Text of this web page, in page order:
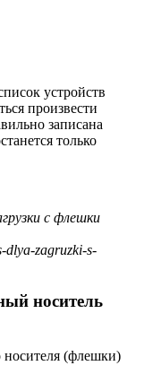
устройств
произвести
записана
только
с флешки
dlya-zagruzki-s-
носитель
носителя (флешки)